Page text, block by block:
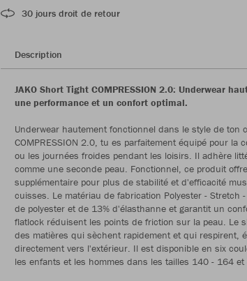
30 jours droit de retour
Description
JAKO Short Tight COMPRESSION 2.0: Underwear
une performance et un confort optimal.
Underwear hautement fonctionnel dans le style de ton
COMPRESSION 2.0, tu es parfaitement équipé pour la
ou les journées froides pendant les loisirs. Il adhère
comme une seconde peau. Fonctionnel, ce produit
supplémentaire pour plus de stabilité et d'efficacité
cuisses. Le matériau de fabrication Polyester - Stretch
de polyester et de 13% d'élasthanne et garantit un
flatlock réduisent les points de friction sur la peau. Le
des matières qui sèchent rapidement et qui respirent,
directement vers l'extérieur. Il est disponible en six
les enfants et les hommes dans les tailles 140 - 164 et